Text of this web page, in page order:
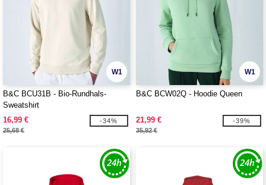
W1
B&C BCU31B - Bio-Rundhals-
Sweatshirt
16,99 €
25,68 €
-34%
W1
B&C BCW02Q - Hoodie Queen
21,99 €
35,92 €
-39%